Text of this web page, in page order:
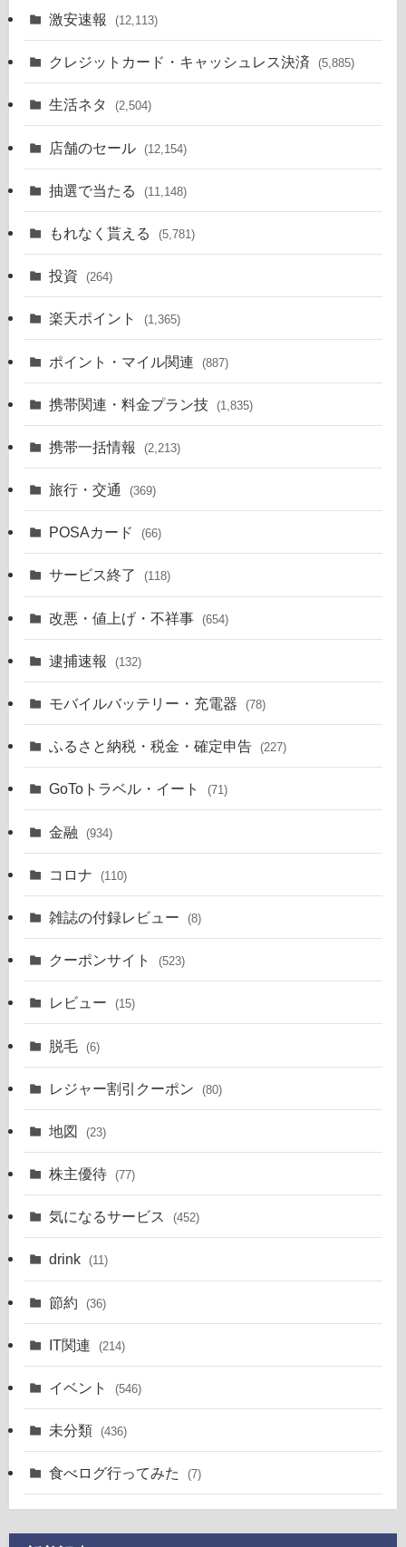
激安速報 (12,113)
クレジットカード・キャッシュレス決済 (5,885)
生活ネタ (2,504)
店舗のセール (12,154)
抽選で当たる (11,148)
もれなく貰える (5,781)
投資 (264)
楽天ポイント (1,365)
ポイント・マイル関連 (887)
携帯関連・料金プラン技 (1,835)
携帯一括情報 (2,213)
旅行・交通 (369)
POSAカード (66)
サービス終了 (118)
改悪・値上げ・不祥事 (654)
逮捕速報 (132)
モバイルバッテリー・充電器 (78)
ふるさと納税・税金・確定申告 (227)
GoToトラベル・イート (71)
金融 (934)
コロナ (110)
雑誌の付録レビュー (8)
クーポンサイト (523)
レビュー (15)
脱毛 (6)
レジャー割引クーポン (80)
地図 (23)
株主優待 (77)
気になるサービス (452)
drink (11)
節約 (36)
IT関連 (214)
イベント (546)
未分類 (436)
食べログ行ってみた (7)